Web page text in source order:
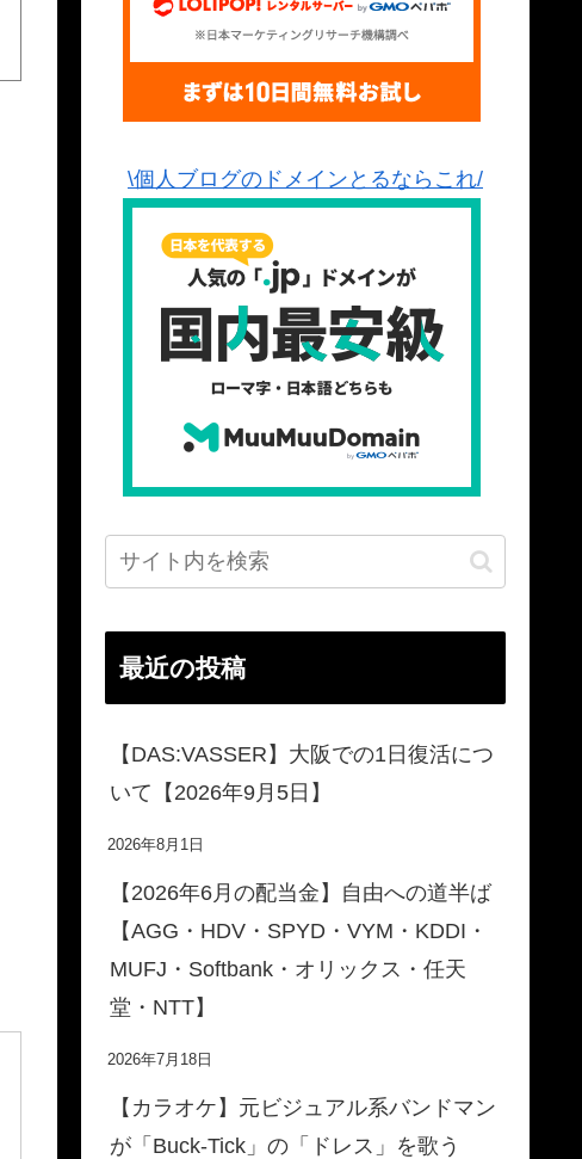
\個人ブログのドメインとるならこれ/
最近の投稿
【DAS:VASSER】大阪での1日復活につ
いて【2026年9月5日】
2026年8月1日
【2026年6月の配当金】自由への道半ば
【AGG・HDV・SPYD・VYM・KDDI・
MUFJ・Softbank・オリックス・任天
堂・NTT】
2026年7月18日
【カラオケ】元ビジュアル系バンドマン
が「Buck-Tick」の「ドレス」を歌う